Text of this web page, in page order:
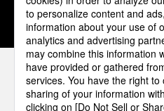
3 4 5
パナソニックの電気